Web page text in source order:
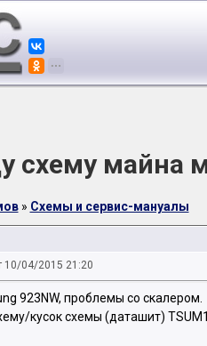
схему майна
» Схемы и сервис-мануалы
10/04/2015 21:20
923NW, проблемы со скалером.
кусок схемы (даташит)